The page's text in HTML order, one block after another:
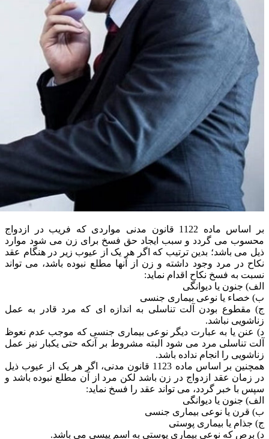
بر اساس ماده 1122 قانون مدنی مواردی که فریب در ازدواج
محسوب می گردد و سبب ایجاد حق فسخ برای زن می شود موارد
ذیل می باشد؛ بدین ترتیب که اگر هر یک از عیوب زیر در هنگام عقد
نکاح در مرد وجود داشته و زن از آنها مطلع نبوده باشد، می تواند
نسبت به فسخ نکاح اقدام نماید:
الف) جنون یا دیوانگی
ب) خصاء یا نوعی بیماری جنسی
ج) مقطوع بودن آلت تناسلی به اندازه ای که مرد قادر به عمل
زناشویی نباشد.
د) عنن یا به عبارت دیگر نوعی بیماری جنسی که موجب عدم نعوظ
آلت تناسلی مرد می شود البته مشروط بر آنکه حتی یکبار نیز عمل
زناشویی را انجام نداده باشد.
همچنین بر اساس ماده 1123 قانون مدنی، اگر هر یک از عیوب ذیل
در زمان عقد ازدواج در زن باشد لکن مرد از آن مطلع نبوده باشد و
سپس با خبر گردد، می تواند عقد را فسخ نماید:
الف) جنون یا دیوانگی
ب) قرن یا نوعی بیماری جنسی
ج) جذام یا بیماری پوستی
د) برص که نوعی بیماری پوستی به اسم پیسی می باشد.